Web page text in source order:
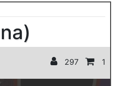
297 1